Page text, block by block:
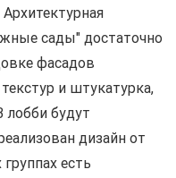
сады" достаточно
фасадов
и штукатурка,
будут
дизайн от
есть